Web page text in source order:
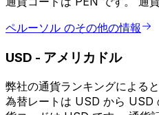
ペルーソル のその他の情報
USD - アメリカドル
弊社の通貨ランキングによる
為替レートは USD から USD